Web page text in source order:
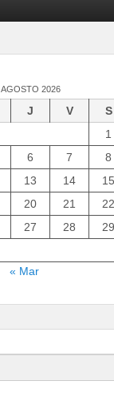
AGOSTO 2026
J V S
1
6 7 8
13 14 15
20 21 22
27 28 29
« Mar